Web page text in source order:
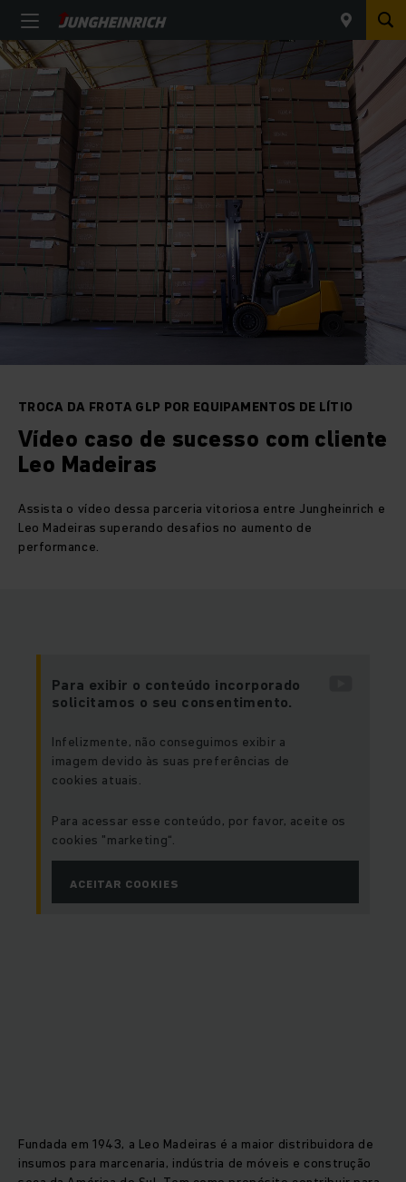
TROCA DA FROTA GLP POR EQUIPAMENTOS DE LÍTIO
Vídeo caso de sucesso com cliente
Leo Madeiras
Assista o vídeo dessa parceria vitoriosa entre Jungheinrich e
Leo Madeiras superando desafios no aumento de
performance.
Para exibir o conteúdo incorporado
solicitamos o seu consentimento.
Infelizmente, não conseguimos exibir a
imagem devido às suas preferências de
cookies atuais.
Para acessar esse conteúdo, por favor, aceite os
cookies "marketing“.
ACEITAR COOKIES
Fundada em 1943, a Leo Madeiras é a maior distribuidora de
insumos para marcenaria, indústria de móveis e construção